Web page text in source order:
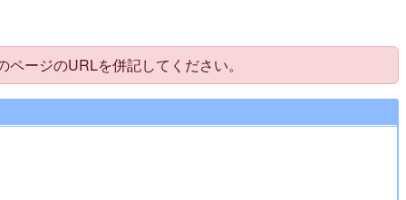
ージのURLを併記してください。